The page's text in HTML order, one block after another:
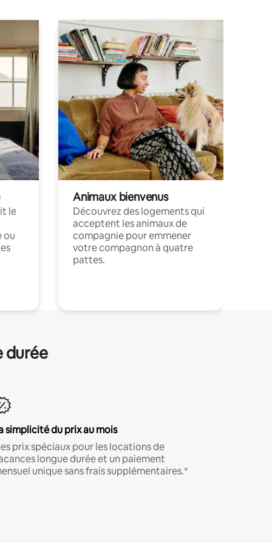
le
ou
Animaux bienvenus
Découvrez des logements qui
acceptent les animaux de
compagnie pour emmener
votre compagnon à quatre
pattes.
durée
simplicité du prix au mois
prix spéciaux pour les locations de
longue durée et un paiement
unique sans frais supplémentaires.*